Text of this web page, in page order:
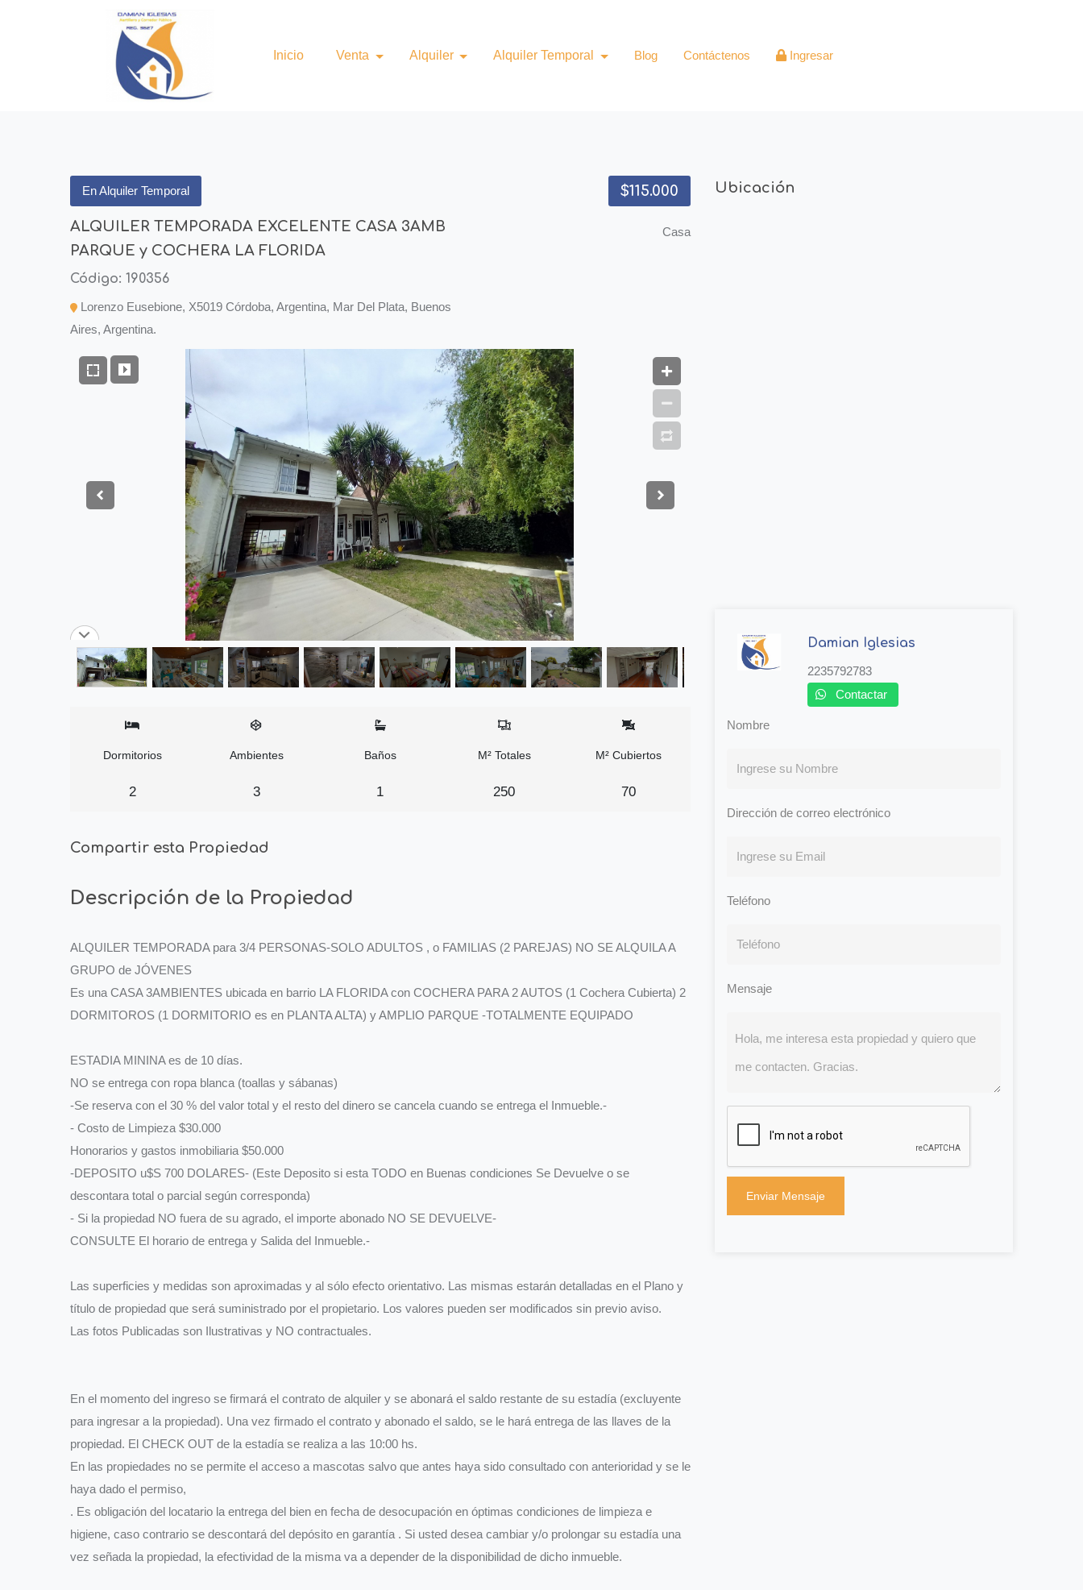
Inicio Venta Alquiler Alquiler Temporal Blog Contáctenos Ingresar
En Alquiler Temporal
ALQUILER TEMPORADA EXCELENTE CASA 3AMB
PARQUE y COCHERA LA FLORIDA
Código: 190356
Lorenzo Eusebione, X5019 Córdoba, Argentina, Mar Del Plata, Buenos
Aires, Argentina.
$115.000
Casa
Dormitorios
2
Ambientes
3
Baños
1
M² Totales
250
M² Cubiertos
70
Compartir esta Propiedad
Descripción de la Propiedad
ALQUILER TEMPORADA para 3/4 PERSONAS-SOLO ADULTOS , o FAMILIAS (2 PAREJAS) NO SE ALQUILA A
GRUPO de JÓVENES
Es una CASA 3AMBIENTES ubicada en barrio LA FLORIDA con COCHERA PARA 2 AUTOS (1 Cochera Cubierta) 2
DORMITOROS (1 DORMITORIO es en PLANTA ALTA) y AMPLIO PARQUE -TOTALMENTE EQUIPADO
ESTADIA MININA es de 10 días.
NO se entrega con ropa blanca (toallas y sábanas)
-Se reserva con el 30 % del valor total y el resto del dinero se cancela cuando se entrega el Inmueble.-
- Costo de Limpieza $30.000
Honorarios y gastos inmobiliaria $50.000
-DEPOSITO u$S 700 DOLARES- (Este Deposito si esta TODO en Buenas condiciones Se Devuelve o se
descontara total o parcial según corresponda)
- Si la propiedad NO fuera de su agrado, el importe abonado NO SE DEVUELVE-
CONSULTE El horario de entrega y Salida del Inmueble.-
Las superficies y medidas son aproximadas y al sólo efecto orientativo. Las mismas estarán detalladas en el Plano y
título de propiedad que será suministrado por el propietario. Los valores pueden ser modificados sin previo aviso.
Las fotos Publicadas son Ilustrativas y NO contractuales.
En el momento del ingreso se firmará el contrato de alquiler y se abonará el saldo restante de su estadía (excluyente
para ingresar a la propiedad). Una vez firmado el contrato y abonado el saldo, se le hará entrega de las llaves de la
propiedad. El CHECK OUT de la estadía se realiza a las 10:00 hs.
En las propiedades no se permite el acceso a mascotas salvo que antes haya sido consultado con anterioridad y se le
haya dado el permiso,
. Es obligación del locatario la entrega del bien en fecha de desocupación en óptimas condiciones de limpieza e
higiene, caso contrario se descontará del depósito en garantía . Si usted desea cambiar y/o prolongar su estadía una
vez señada la propiedad, la efectividad de la misma va a depender de la disponibilidad de dicho inmueble.
Ubicación
Damian Iglesias
2235792783
Contactar
Nombre
Dirección de correo electrónico
Teléfono
Mensaje
Enviar Mensaje